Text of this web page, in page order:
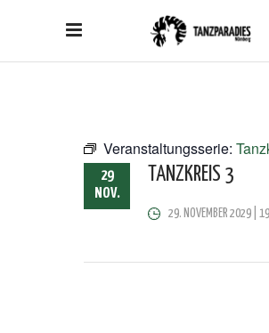
Veranstaltungsserie:
29
NOV.
TANZKREIS 3
29. NOVEMBER 2029 |